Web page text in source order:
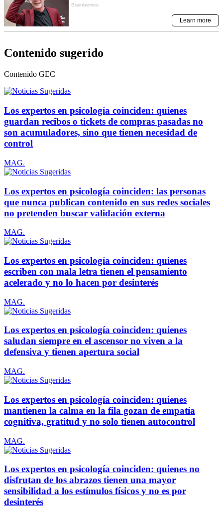
Contenido sugerido
Contenido GEC
Los expertos en psicología coinciden: quienes
guardan recibos o tickets de compras pasadas no
son acumuladores, sino que tienen necesidad de
control
MAG.
Los expertos en psicología coinciden: las personas
que nunca publican contenido en sus redes sociales
no pretenden buscar validación externa
MAG.
Los expertos en psicología coinciden: quienes
escriben con mala letra tienen el pensamiento
acelerado y no lo hacen por desinterés
MAG.
Los expertos en psicología coinciden: quienes
saludan siempre en el ascensor no viven a la
defensiva y tienen apertura social
MAG.
Los expertos en psicología coinciden: quienes
mantienen la calma en la fila gozan de empatía
cognitiva, gratitud y no solo tienen autocontrol
MAG.
Los expertos en psicología coinciden: quienes no
disfrutan de los abrazos tienen una mayor
sensibilidad a los estímulos físicos y no es por
desinterés